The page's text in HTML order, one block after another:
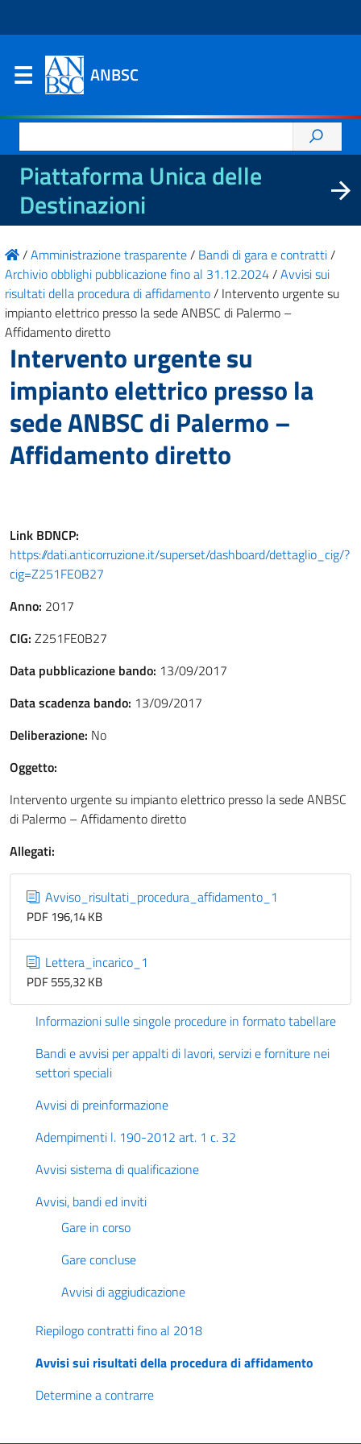
ANBSC
per:
Piattaforma Unica delle
Destinazioni
/Amministrazione trasparente/ Bandi di gara e contratti/
Archivio obblighi pubblicazione fino al 31.12.2024/Avvisi sui
risultati della procedura di affidamento/ Intervento urgente su
impianto elettrico presso la sede ANBSC di Palermo –
Affidamento diretto
Intervento urgente su
impianto elettrico presso la
sede ANBSC di Palermo –
Affidamento diretto
Link BDNCP:
https://dati.anticorruzione.it/superset/dashboard/dettaglio_cig/?
cig=Z251FE0B27
Anno: 2017
CIG: Z251FE0B27
Data pubblicazione bando: 13/09/2017
Data scadenza bando: 13/09/2017
Deliberazione: No
Oggetto:
Intervento urgente su impianto elettrico presso la sede ANBSC
di Palermo – Affidamento diretto
Allegati:
Avviso_risultati_procedura_affidamento_1
PDF 196,14 KB
Lettera_incarico_1
PDF 555,32 KB
Informazioni sulle singole procedure in formato tabellare
Bandi e avvisi per appalti di lavori, servizi e forniture nei
settori speciali
Avvisi di preinformazione
Adempimenti l. 190-2012 art. 1 c. 32
Avvisi sistema di qualificazione
Avvisi, bandi ed inviti
Gare in corso
Gare concluse
Avvisi di aggiudicazione
Riepilogo contratti fino al 2018
Avvisi sui risultati della procedura di affidamento
Determine a contrarre